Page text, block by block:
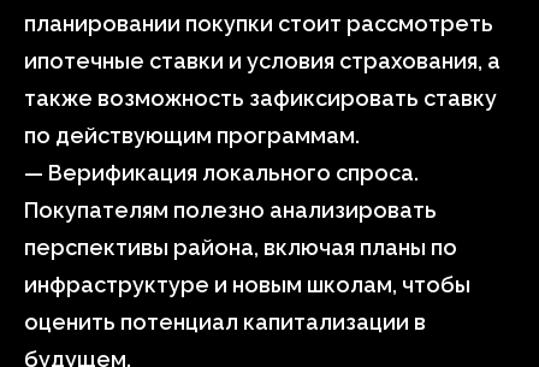
планировании покупки стоит рассмотреть
ипотечные ставки и условия страхования, а
также возможность зафиксировать ставку
по действующим программам.
— Верификация локального спроса.
Покупателям полезно анализировать
перспективы района, включая планы по
инфраструктуре и новым школам, чтобы
оценить потенциал капитализации в
будущем.